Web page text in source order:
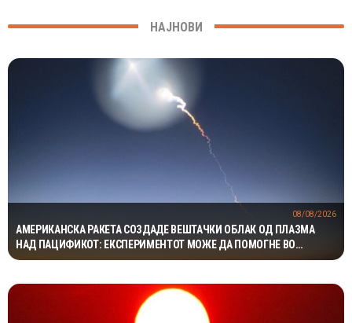
НАЈНОВИ
АМЕРИКАНСКА РАКЕТА СОЗДАДЕ ВЕШТАЧКИ ОБЛАК ОД ПЛАЗМА
НАД ПАЦИФИКОТ: ЕКСПЕРИМЕНТОТ МОЖЕ ДА ПОМОГНЕ ВО
ЗАШТИТАТА НА САТЕЛИТИТЕ
08/08/2026